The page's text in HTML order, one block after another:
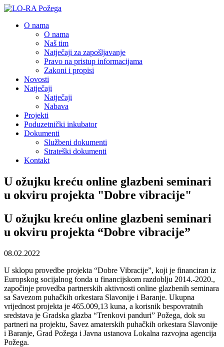
O nama
O nama
Naš tim
Natječaji za zapošljavanje
Pravo na pristup informacijama
Zakoni i propisi
Novosti
Natječaji
Natječaji
Nabava
Projekti
Poduzetnički inkubator
Dokumenti
Službeni dokumenti
Strateški dokumenti
Kontakt
U ožujku kreću online glazbeni seminari
u okviru projekta "Dobre vibracije"
U ožujku kreću online glazbeni seminari
u okviru projekta “Dobre vibracije”
08.02.2022
U sklopu provedbe projekta “Dobre Vibracije”, koji je financiran iz
Europskog socijalnog fonda u financijskom razdoblju 2014.-2020.,
započinje provedba partnerskih aktivnosti online glazbenih seminara
sa Savezom puhačkih orkestara Slavonije i Baranje. Ukupna
vrijednost projekta je 465.009,13 kuna, a korisnik bespovratnih
sredstava je Gradska glazba “Trenkovi panduri” Požega, dok su
partneri na projektu, Savez amaterskih puhačkih orkestara Slavonije
i Baranje, Grad Požega i Javna ustanova Lokalna razvojna agencija
Požega.